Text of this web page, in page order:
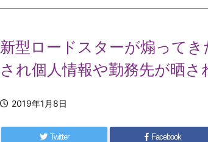
新型ロードスターが煽って
され個人情報や勤務先が晒さ
2019年1月8日
Twitter Facebook